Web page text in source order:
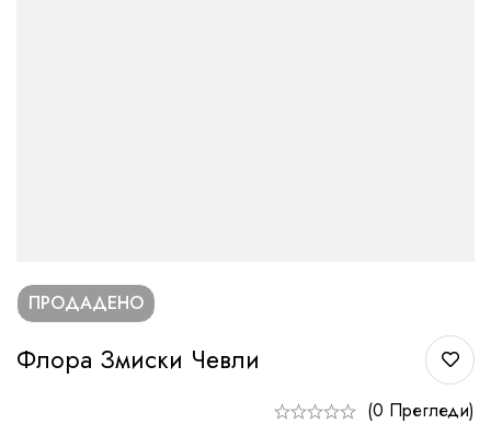
ПРОДАДЕНО
Флора Змиски Чевли
(0 Прегледи)